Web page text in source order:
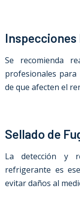
Se recomienda
profesionales para
de que afecten el
Sellado de
La detección y
refrigerante es
evitar daños al